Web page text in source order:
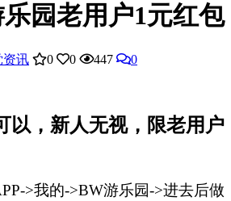
园老用户1元红包
资讯 0 0 447 0
以，新人无视，限老用户
>我的->BW游乐园->进去后做